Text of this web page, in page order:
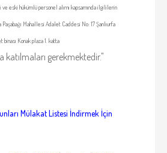
eski hükümlü personel alımı kapsamında ilgililerin
Paşabağı Mahallesi Adalet Caddesi No: 17 Şanlıurfa
Konak plaza 1. katta
katılmaları gerekmektedir."
Mülakat Listesi İndirmek İçin